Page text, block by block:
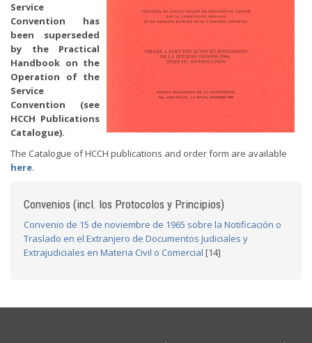
Service
Convention has
been superseded
by the Practical
Handbook on the
Operation of the
Service
Convention (see
HCCH Publications
Catalogue).
The Catalogue of HCCH publications and order form are available
here.
Convenios (incl. los Protocolos y Principios)
Convenio de 15 de noviembre de 1965 sobre la Notificación o
Traslado en el Extranjero de Documentos Judiciales y
Extrajudiciales en Materia Civil o Comercial [14]